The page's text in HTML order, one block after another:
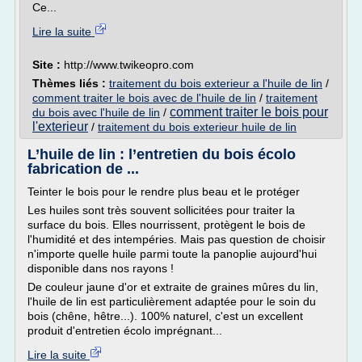
Ce...
Lire la suite
Site : http://www.twikeopro.com
Thèmes liés : traitement du bois exterieur a l'huile de lin /
comment traiter le bois avec de l'huile de lin / traitement
du bois avec l'huile de lin / comment traiter le bois pour
l'exterieur / traitement du bois exterieur huile de lin
L’huile de lin : l’entretien du bois écolo
fabrication de ...
Teinter le bois pour le rendre plus beau et le protéger
Les huiles sont très souvent sollicitées pour traiter la
surface du bois. Elles nourrissent, protègent le bois de
l'humidité et des intempéries. Mais pas question de choisir
n'importe quelle huile parmi toute la panoplie aujourd'hui
disponible dans nos rayons !
De couleur jaune d'or et extraite de graines mûres du lin,
l'huile de lin est particulièrement adaptée pour le soin du
bois (chêne, hêtre...). 100% naturel, c'est un excellent
produit d'entretien écolo imprégnant...
Lire la suite